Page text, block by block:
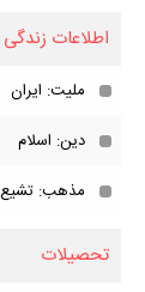
اطلاعات زندگی
ملیت: ایران
دین: اسلام
مذهب: تشیع
تحصیلات